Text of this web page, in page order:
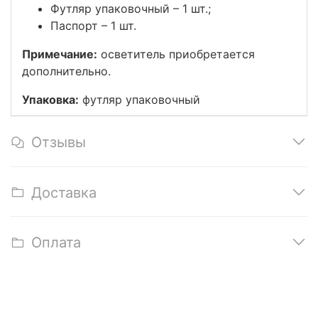
Футляр упаковочный – 1 шт.;
Паспорт – 1 шт.
Примечание: осветитель приобретается
дополнительно.
Упаковка: футляр упаковочный
Отзывы
Доставка
Оплата